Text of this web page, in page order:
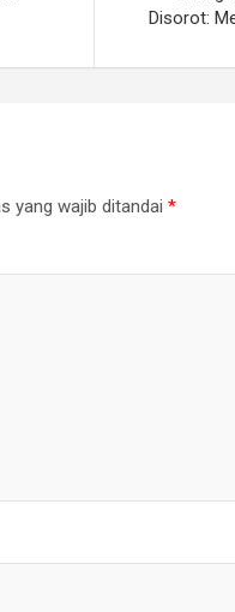
Disorot:
yang wajib ditandai *